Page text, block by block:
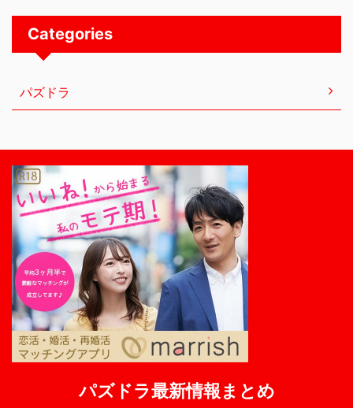
Categories
パズドラ
パズドラ最新情報まとめ